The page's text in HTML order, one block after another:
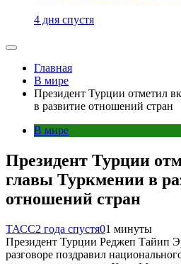
4 дня спустя
Главная
В мире
Президент Турции отметил
в развитие отношений стран
В мире
Президент Турции
главы Туркмении в
отношений стран
ТАСС2 года спустя01 минуты
Президент Турции Реджеп Тайип
разговоре поздравил